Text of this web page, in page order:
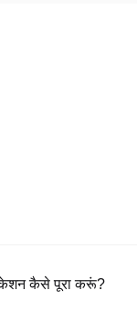
कैसे पूरा करूं?